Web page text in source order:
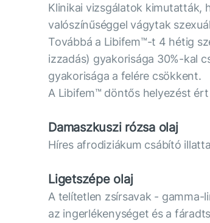
Klinikai vizsgálatok kimutatták,
valószínűséggel vágytak
Továbbá a Libifem™-t 4 hétig
izzadás) gyakorisága 30%-kal
gyakorisága a felére csökkent.
A Libifem™ döntős helyezést
Damaszkuszi rózsa olaj
Híres afrodiziákum csábító
Ligetszépe olaj
A telítetlen zsírsavak - gamma-
az ingerlékenységet és a